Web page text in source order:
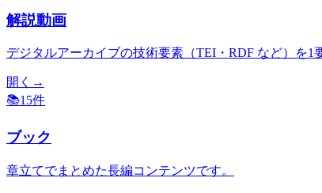
解説動画
デジタルアーカイブの技術要素（TEI・RDF など）を
開く →
📚15件
ブック
章立てでまとめた長編コンテンツです。